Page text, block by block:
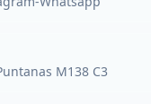
M138 C3